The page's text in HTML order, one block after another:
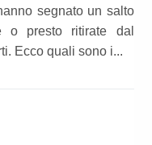
segnato un salto
o presto ritirate dal
Ecco quali sono i...